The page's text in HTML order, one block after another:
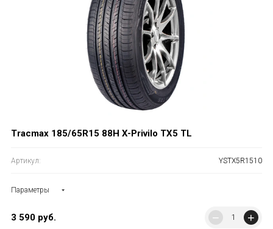
Tracmax 185/65R15 88H X-Privilo TX5 TL
Артикул: YSTX5R1510
Параметры
3 590 руб. − +